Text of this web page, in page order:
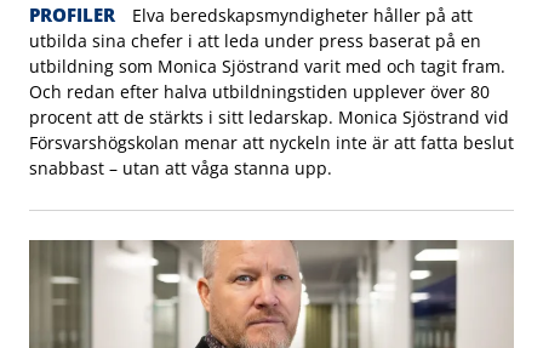
PROFILER
Elva beredskapsmyndigheter håller på att
utbilda sina chefer i att leda under press baserat på en
utbildning som Monica Sjöstrand varit med och tagit fram.
Och redan efter halva utbildningstiden upplever över 80
procent att de stärkts i sitt ledarskap. Monica Sjöstrand vid
Försvarshögskolan menar att nyckeln inte är att fatta beslut
snabbast – utan att våga stanna upp.